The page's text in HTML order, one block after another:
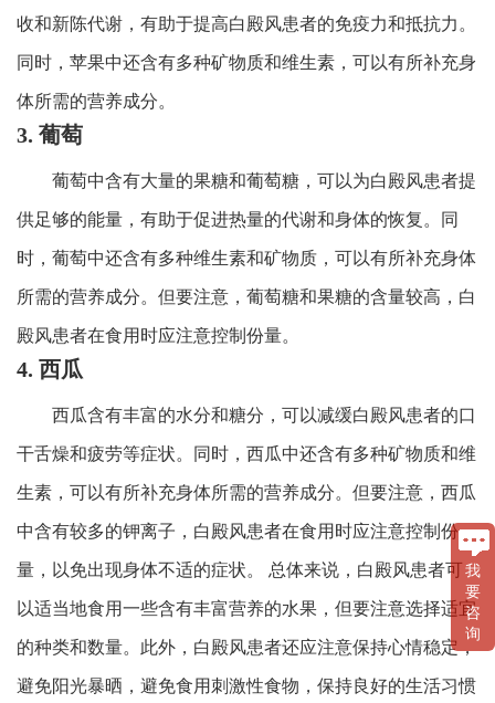
收和新陈代谢，有助于提高白殿风患者的免疫力和抵抗力。
同时，苹果中还含有多种矿物质和维生素，可以有所补充身
体所需的营养成分。
3. 葡萄
葡萄中含有大量的果糖和葡萄糖，可以为白殿风患者提
供足够的能量，有助于促进热量的代谢和身体的恢复。同
时，葡萄中还含有多种维生素和矿物质，可以有所补充身体
所需的营养成分。但要注意，葡萄糖和果糖的含量较高，白
殿风患者在食用时应注意控制份量。
4. 西瓜
西瓜含有丰富的水分和糖分，可以减缓白殿风患者的口
干舌燥和疲劳等症状。同时，西瓜中还含有多种矿物质和维
生素，可以有所补充身体所需的营养成分。但要注意，西瓜
中含有较多的钾离子，白殿风患者在食用时应注意控制份
量，以免出现身体不适的症状。 总体来说，白殿风患者可
以适当地食用一些含有丰富营养的水果，但要注意选择适宜
的种类和数量。此外，白殿风患者还应注意保持心情稳定，
避免阳光暴晒，避免食用刺激性食物，保持良好的生活习惯
我
要
咨
询